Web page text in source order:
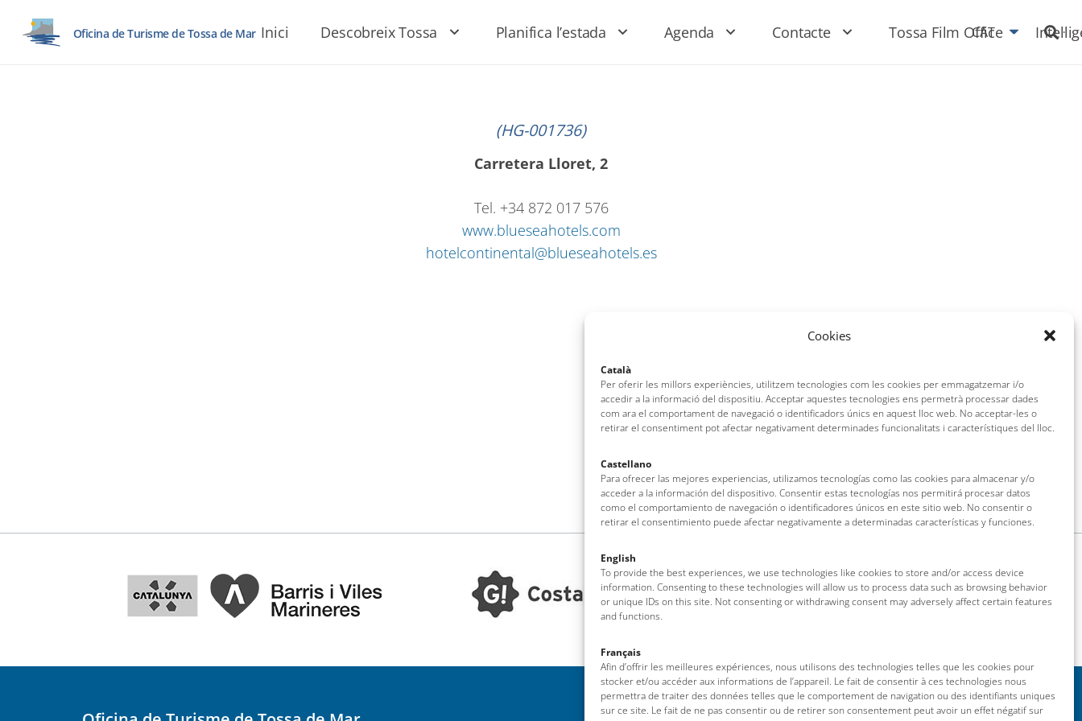
Cookies
Català
Per oferir les millors experiències, utilitzem tecnologies com les cookies per emmagatzemar i/o
accedir a la informació del dispositiu. Acceptar aquestes tecnologies ens permetrà processar dades
com ara el comportament de navegació o identificadors únics en aquest lloc web. No acceptar-les o
retirar el consentiment pot afectar negativament determinades funcionalitats i característiques del lloc.
Castellano
Para ofrecer las mejores experiencias, utilizamos tecnologías como las cookies para almacenar y/o
acceder a la información del dispositivo. Consentir estas tecnologías nos permitirá procesar datos
como el comportamiento de navegación o identificadores únicos en este sitio web. No consentir o
retirar el consentimiento puede afectar negativamente a determinadas características y funciones.
English
To provide the best experiences, we use technologies like cookies to store and/or access device
information. Consenting to these technologies will allow us to process data such as browsing behavior
or unique IDs on this site. Not consenting or withdrawing consent may adversely affect certain features
and functions.
Français
Afin d’offrir les meilleures expériences, nous utilisons des technologies telles que les cookies pour
stocker et/ou accéder aux informations de l’appareil. Le fait de consentir à ces technologies nous
permettra de traiter des données telles que le comportement de navigation ou des identifiants uniques
sur ce site. Le fait de ne pas consentir ou de retirer son consentement peut avoir un effet négatif sur
Oficina de Turisme de Tossa de Mar Inici Descobreix Tossa Planifica l’estada Agenda Contacte Tossa Film Office
CAT
(HG-001736)
Carretera Lloret, 2
Tel. +34 872 017 576
www.blueseahotels.com
hotelcontinental@blueseahotels.es